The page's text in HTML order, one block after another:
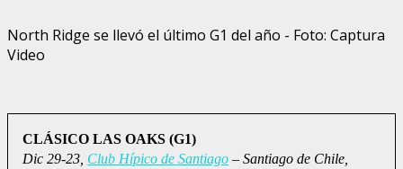
North Ridge se llevó el último G1 del año - Foto: Captura
Video
CLÁSICO LAS OAKS (G1)
Dic 29-23, Club Hípico de Santiago – Santiago de Chile,